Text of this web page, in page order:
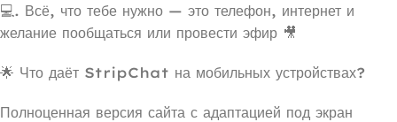
💻. Всё, что тебе нужно — это телефон, интернет и
желание пообщаться или провести эфир 🎥
🌟 Что даёт StripChat на мобильных устройствах?
Полноценная версия сайта с адаптацией под экран